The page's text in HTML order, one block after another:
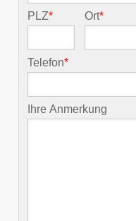
PLZ* Ort*
Telefon*
Ihre Anmerkung